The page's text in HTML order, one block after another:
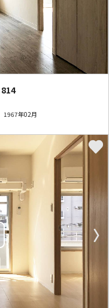
814
1967年02月
〉